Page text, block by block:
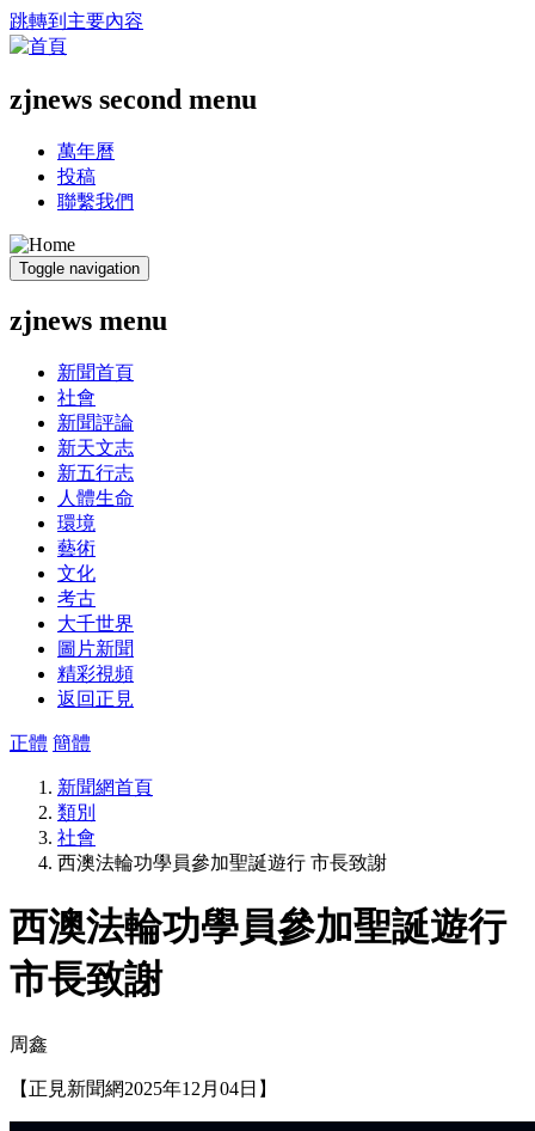
跳轉到主要內容
zjnews second menu
萬年曆
投稿
聯繫我們
Toggle navigation
zjnews menu
新聞首頁
社會
新聞評論
新天文志
新五行志
人體生命
環境
藝術
文化
考古
大千世界
圖片新聞
精彩視頻
返回正見
正體 簡體
新聞網首頁
類別
社會
西澳法輪功學員參加聖誕遊行 市長致謝
西澳法輪功學員參加聖誕遊行
市長致謝
周鑫
【正見新聞網2025年12月04日】